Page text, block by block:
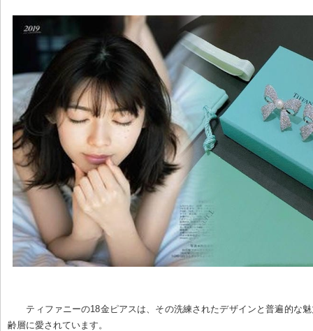
ティファニーの18金ピアスは、その洗練されたデザインと普遍的な
齢層に愛されています。